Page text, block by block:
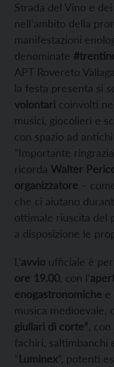
Strada del Vino e
nell’ambito della
manifestazioni
denominate
APT Rovereto
la festa presenta si
volontari coinvolti
musici, giocolieri e
con spazio ad
“Importante
ricorda Walter
organizzatore –
che ci aiutano
ottimale riuscita del
a disposizione le
L’avvio ufficiale è per
ore 19.00 , con l’
enogastronomiche e
musica medioevale,
giullari di corte” ,
fachiri, saltimbanchi
“Luminex”, potenti